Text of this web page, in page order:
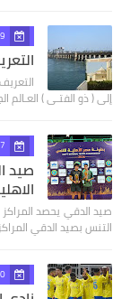
19
إلى ( ذو الفتـى )
27
صيد
صيد الدقي يحصد
التنس بصيد الدقي
20